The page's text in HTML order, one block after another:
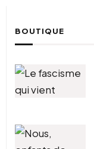
BOUTIQUE